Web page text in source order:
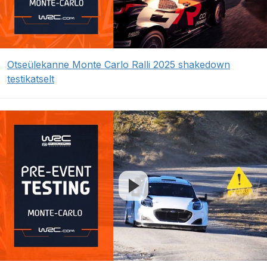
Otseülekanne Monte Carlo Ralli 2025 shakedown
testikatselt